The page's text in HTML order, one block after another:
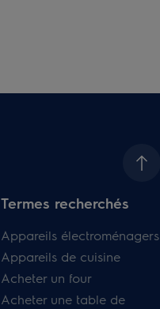
Termes recherchés
Appareils électroménagers
Appareils de cuisine
Acheter un four
Acheter une table de